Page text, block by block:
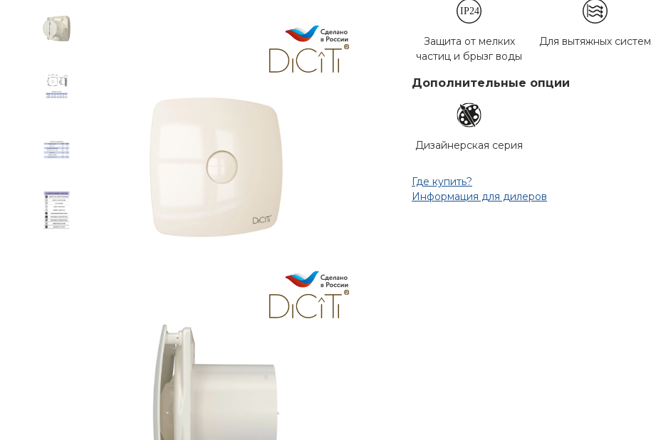
Защита от мелких
частиц и брызг воды
Для вытяжных систем
Дополнительные опции
Дизайнерская серия
Где купить?
Информация для дилеров